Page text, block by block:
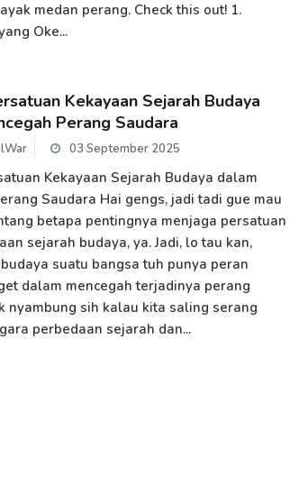
medan perang. Check this out! 1.
Oke...
Kekayaan Sejarah Budaya
Perang Saudara
03 September 2025
Kekayaan Sejarah Budaya dalam
Saudara Hai gengs, jadi tadi gue mau
betapa pentingnya menjaga persatuan
sejarah budaya, ya. Jadi, lo tau kan,
suatu bangsa tuh punya peran
dalam mencegah terjadinya perang
nyambung sih kalau kita saling serang
perbedaan sejarah dan...